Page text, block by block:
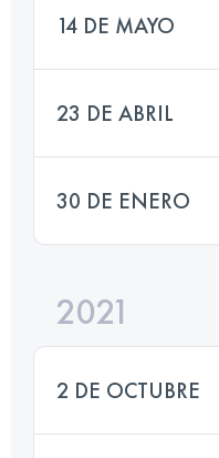
14 DE MAYO
23 DE ABRIL
30 DE ENERO
2021
2 DE OCTUBRE